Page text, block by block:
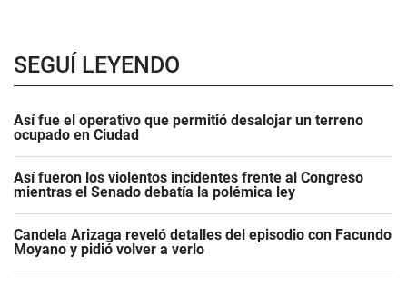
SEGUÍ LEYENDO
Así fue el operativo que permitió desalojar un terreno
ocupado en Ciudad
Así fueron los violentos incidentes frente al Congreso
mientras el Senado debatía la polémica ley
Candela Arizaga reveló detalles del episodio con Facundo
Moyano y pidió volver a verlo